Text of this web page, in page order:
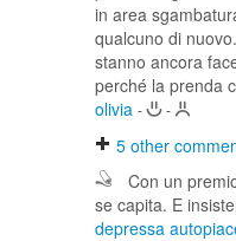
in area
qualcuno di
stanno ancora
perché la prenda
olivia - -
5 other
Con un
se capita. E
depressa